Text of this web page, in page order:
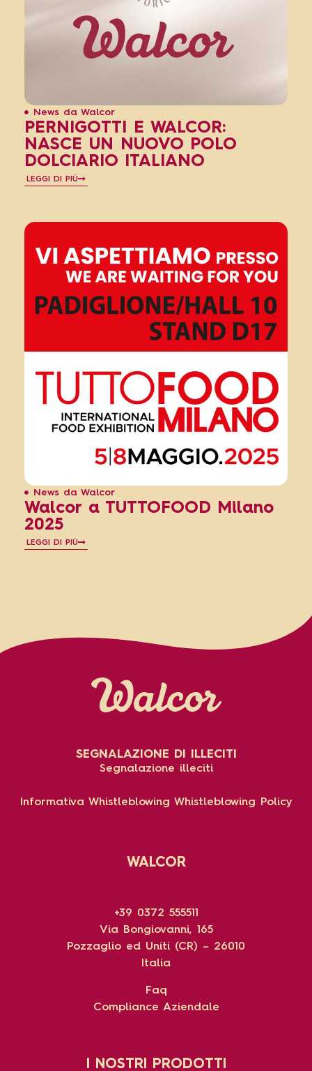
News da Walcor
PERNIGOTTI E WALCOR:
NASCE UN NUOVO POLO
DOLCIARIO ITALIANO
LEGGI DI PIÙ
News da Walcor
Walcor a TUTTOFOOD Milano
2025
LEGGI DI PIÙ
SEGNALAZIONE DI ILLECITI
Segnalazione illeciti
Informativa Whistleblowing Whistleblowing Policy
WALCOR
+39 0372 555511
Via Bongiovanni, 165
Pozzaglio ed Uniti (CR) – 26010
Italia
Faq
Compliance Aziendale
I NOSTRI PRODOTTI